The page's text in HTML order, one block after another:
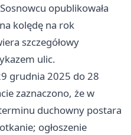
opublikowała
kolędę na rok
szczegółowy
ulic.
grudnia 2025 do 28
zaznaczono, że w
duchowny postara
ogłoszenie